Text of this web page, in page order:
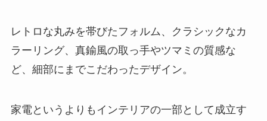
レトロな丸みを帯びたフォルム、クラシックなカ
ラーリング、真鍮風の取っ手やツマミの質感な
ど、細部にまでこだわったデザイン。
家電というよりもインテリアの一部として成立す